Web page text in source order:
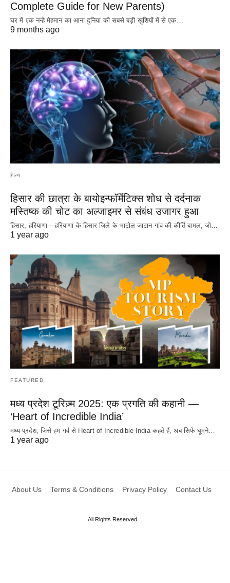
Complete Guide for New Parents)
घर में एक नन्हे मेहमान का आना दुनिया की सबसे बड़ी खुशियों में से एक…
9 months ago
हेल्थ
हिसार की छात्रा के बायोइन्फॉर्मेटिक्स शोध से दर्दनाक
मस्तिष्क की चोट का अल्जाइमर से संबंध उजागर हुआ
हिसार, हरियाणा – हरियाणा के हिसार जिले के भाटोल जाटान गांव की कीर्ति बामल, जो…
1 year ago
FEATURED
मध्य प्रदेश टूरिज़्म 2025: एक प्रगति की कहानी —
‘Heart of Incredible India’
मध्य प्रदेश, जिसे हम गर्व से Heart of Incredible India कहते हैं, अब सिर्फ घूमने…
1 year ago
About Us Terms & Conditions Privacy Policy Contact Us
All Rights Reserved